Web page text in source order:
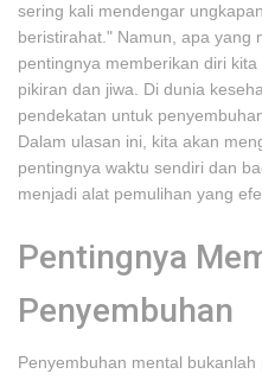
sering kali mendengar
beristirahat." Namun, apa yang
pentingnya memberikan diri
pikiran dan jiwa. Di dunia
pendekatan untuk
Dalam ulasan ini, kita akan
pentingnya waktu sendiri dan
menjadi alat pemulihan yang
Pentingnya
Penyembuhan
Penyembuhan mental